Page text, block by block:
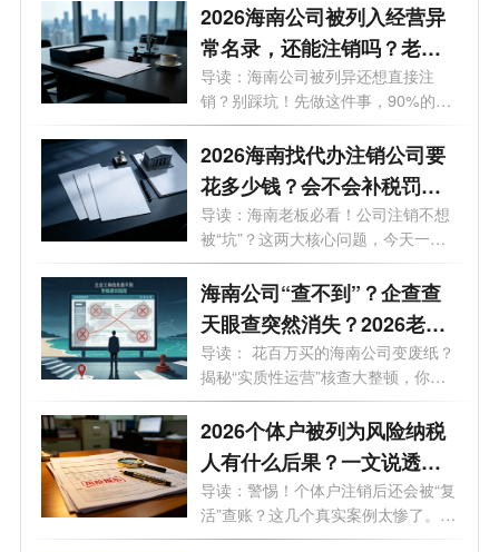
2026海南公司被列入经营异
常名录，还能注销吗？老板
必看的自救指南！
导读：海南公司被列异还想直接注
销？别踩坑！先做这件事，90%的老
板都不知...
2026海南找代办注销公司要
花多少钱？会不会补税罚
款？海南最新注销避坑指
南！
导读：海南老板必看！公司注销不想
被“坑”？这两大核心问题，今天一次
说...
海南公司“查不到”？企查查
天眼查突然消失？2026老板
必看的工商屏蔽避坑与解除
指南！
导读： 花百万买的海南公司变废纸？
揭秘“实质性运营”核查大整顿，你
的...
2026个体户被列为风险纳税
人有什么后果？一文说透原
因与解除办法
导读：警惕！个体户注销后还会被“复
活”查账？这几个真实案例太惨了。
最...